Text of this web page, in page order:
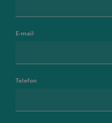
E-mail
Telefon